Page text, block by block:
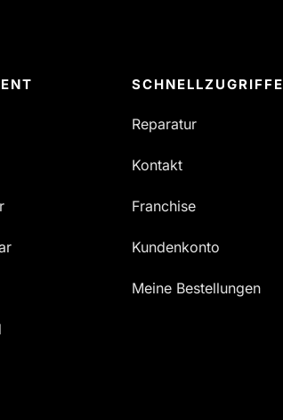
SCHNELLZUGRIFFE
Reparatur
Kontakt
Franchise
Kundenkonto
Meine Bestellungen